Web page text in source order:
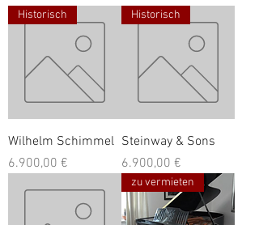
Historisch
Wilhelm Schimmel
Preis
6.900,00 €
Historisch
Steinway & Sons
Preis
6.900,00 €
zu vermieten